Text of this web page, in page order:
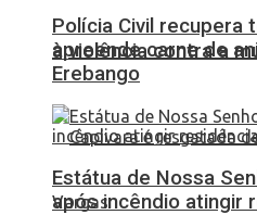
à violência contra a
Polícia Civil recupera
apreende carne de
Erebango
Estátua de Nossa
após incêndio atingir